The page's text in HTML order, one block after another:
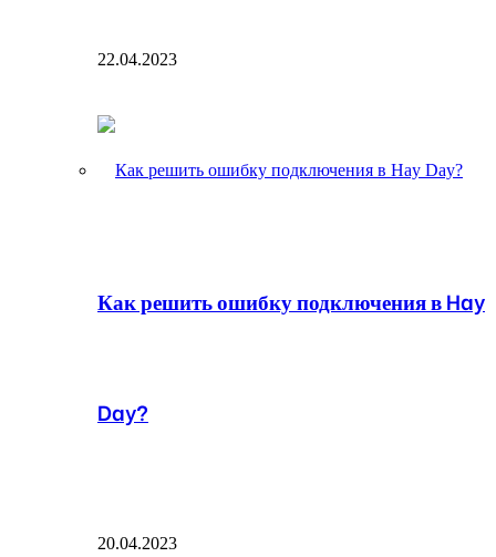
22.04.2023
Как решить ошибку подключения в Hay
Day?
20.04.2023